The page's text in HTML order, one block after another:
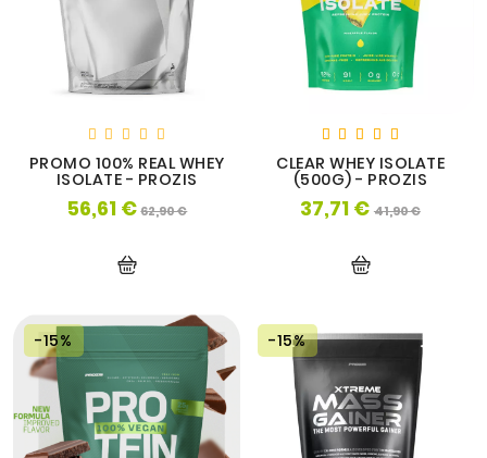
PROMO 100% REAL WHEY
ISOLATE - PROZIS
56,61 €Prix
62,90 €Prix
CLEAR WHEY ISOLATE
(500G) - PROZIS
37,71 € Prix
41,90 €Prix
-15% -15%